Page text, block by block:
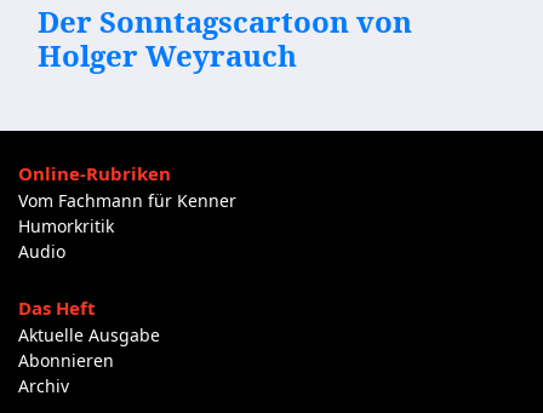
Der Sonntagscartoon von
Holger Weyrauch
Online-Rubriken
Vom Fachmann für Kenner
Humorkritik
Audio
Das Heft
Aktuelle Ausgabe
Abonnieren
Archiv